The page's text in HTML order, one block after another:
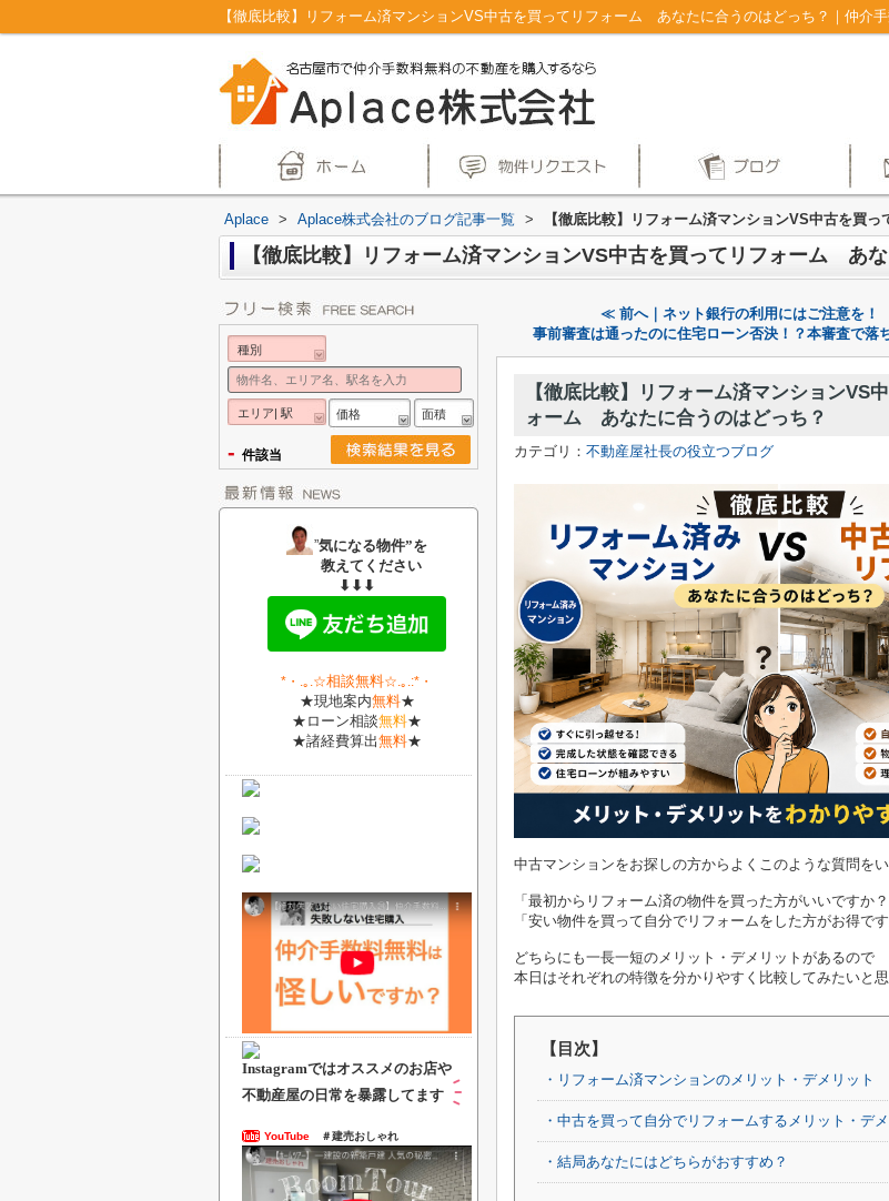
【徹底比較】リフォーム済マンションVS中古を買ってリフォーム あなたに合うのはどっち？｜仲介
Aplace > Aplace株式会社のブログ記事一覧 > 【徹底比較】リフォーム済マンションVS中古を買
【徹底比較】リフォーム済マンションVS中古を買ってリフォーム あ
≪ 前へ｜ネット銀行の利用にはご注意を！
事前審査は通ったのに住宅ローン否決！？本審査で
【徹底比較】リフォーム済マンションVS
ォーム あなたに合うのはどっち？
カテゴリ： 不動産屋社長の役立つブログ
中古マンションをお探しの方からよくこのような質問をい
「最初からリフォーム済の物件を買った方がいいですか？
「安い物件を買って自分でリフォームをした方がお得です
どちらにも一長一短のメリット・デメリットがあるので
本日はそれぞれの特徴を分かりやすく比較してみたいと思
【目次】
・リフォーム済マンションのメリット・デメリット
・中古を買って自分でリフォームするメリット・デ
・結局あなたにはどちらがおすすめ？
種別
エリア| 駅 価格 面積
- 件該当
”気になる物件”を
教えてください
⬇⬇⬇
*・ .｡.☆相談無料☆.｡.:*・
★現地案内無料★
★ローン相談無料★
★諸経費算出無料★
Instagramではオススメのお店や
不動産屋の日常を暴露してます
YouTube ＃建売おしゃれ